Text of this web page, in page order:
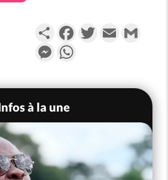
PartagerFacebookTwitterEmail
Messenger
à la une